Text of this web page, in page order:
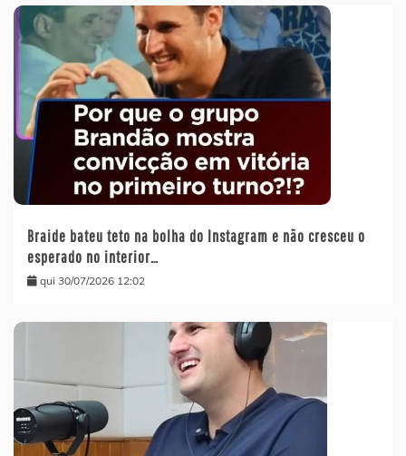
Braide bateu teto na bolha do Instagram e não cresceu o
esperado no interior…
qui 30/07/2026 12:02